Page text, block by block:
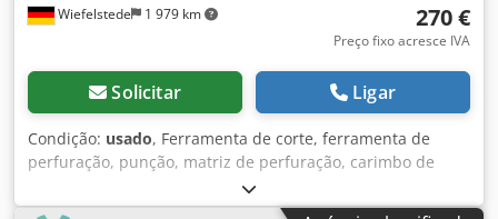
Wiefelstede 1 979 km 270 €
Preço fixo acresce IVA
Solicitar Ligar
Condição: usado, Ferramenta de corte, ferramenta de
perfuração, punção, matriz de perfuração, carimbo de
perfuração, ferramenta de moldagem de guelras -
Fabricante: Peddinghaus, ferramenta de perfuração para